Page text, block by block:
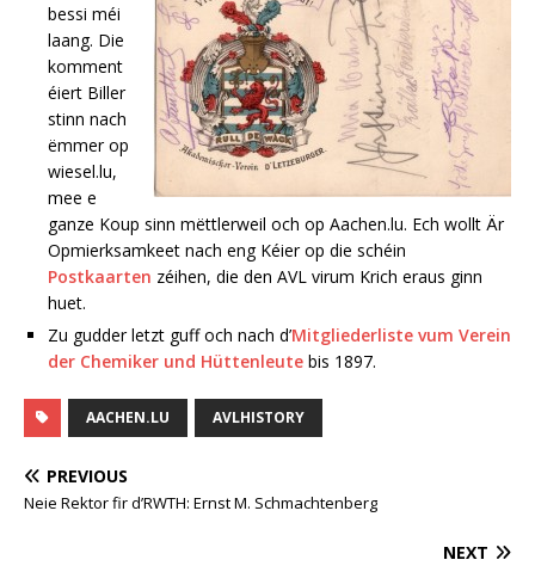
bessi méi
laang. Die
komment
éiert Biller
stinn nach
ëmmer op
wiesel.lu,
mee e
ganze Koup sinn mëttlerweil och op Aachen.lu. Ech wollt Är
Opmierksamkeet nach eng Kéier op die schéin
Postkaarten zéihen, die den AVL virum Krich eraus ginn
huet.
Zu gudder letzt guff och nach d’Mitgliederliste vum Verein
der Chemiker und Hüttenleute bis 1897.
AACHEN.LU AVLHISTORY
PREVIOUS
Neie Rektor fir d’RWTH: Ernst M. Schmachtenberg
NEXT